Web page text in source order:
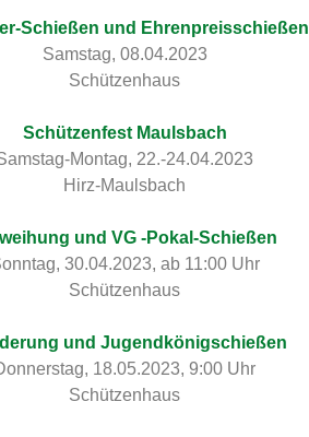
Schießen und Ehrenpreisschießen
Samstag, 08.04.2023
Schützenhaus
Schützenfest Maulsbach
Montag, 22.-24.04.2023
Hirz-Maulsbach
und VG -Pokal-Schießen
30.04.2023, ab 11:00 Uhr
Schützenhaus
und Jugendkönigschießen
18.05.2023, 9:00 Uhr
Schützenhaus